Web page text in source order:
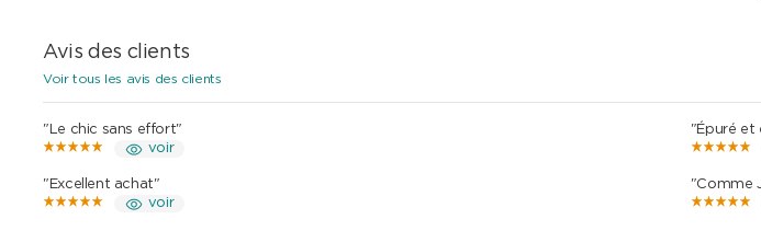
Avis des clients
Voir tous les avis des clients
"Le chic sans effort"
voir
"Épuré et
"Excellent achat"
voir
"Comme